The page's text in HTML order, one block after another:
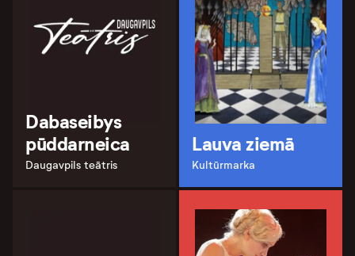
Dabaseibys
pūddarneica
Daugavpils teātris
Lauva ziemā
Kultūrmarka